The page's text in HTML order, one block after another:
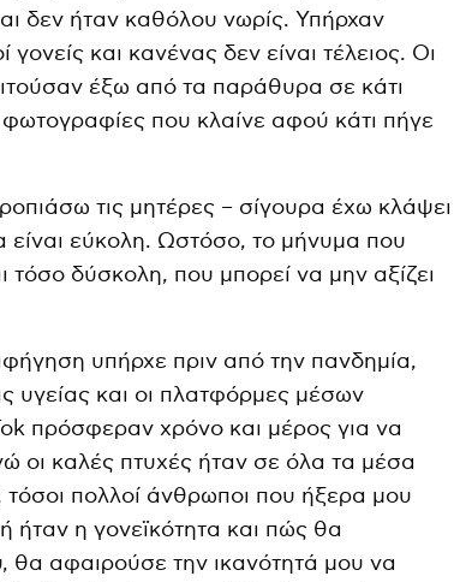
δεν ήταν καθόλου νωρίς. Υπήρχαν
γονείς και κανένας δεν είναι τέλειος. Οι
έξω από τα παράθυρα σε κάτι
που κλαίνε αφού κάτι πήγε
τις μητέρες – σίγουρα έχω κλάψει
είναι εύκολη. Ωστόσο, το μήνυμα που
τόσο δύσκολη, που μπορεί να μην αξίζει
υπήρχε πριν από την πανδημία,
υγείας και οι πλατφόρμες μέσων
πρόσφεραν χρόνο και μέρος για να
οι καλές πτυχές ήταν σε όλα τα μέσα
τόσοι πολλοί άνθρωποι που ήξερα μου
ήταν η γονεϊκότητα και πώς θα
θα αφαιρούσε την ικανότητά μου να